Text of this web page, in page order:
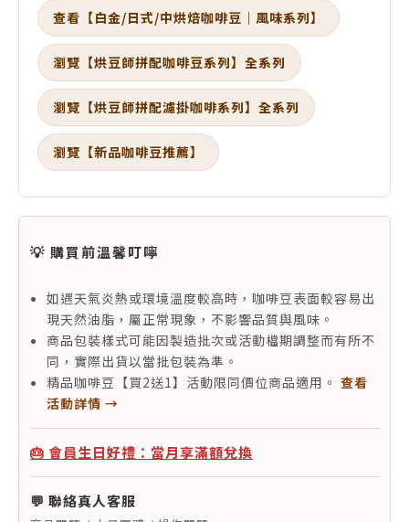
查看【白金/日式/中烘焙咖啡豆｜風味系列】
瀏覽【烘豆師拼配咖啡豆系列】全系列
瀏覽【烘豆師拼配濾掛咖啡系列】全系列
瀏覽【新品咖啡豆推薦】
💡 購買前溫馨叮嚀
如遇天氣炎熱或環境溫度較高時，咖啡豆表面較容易出
現天然油脂，屬正常現象，不影響品質與風味。
商品包裝樣式可能因製造批次或活動檔期調整而有所不
同，實際出貨以當批包裝為準。
精品咖啡豆【買2送1】活動限同價位商品適用。 查看
活動詳情 →
🎂 會員生日好禮：當月享滿額兌換
💬 聯絡真人客服